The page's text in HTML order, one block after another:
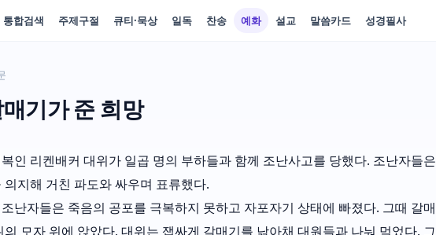
통합검색 주제구절 큐티·묵상 일독 찬송 예화 설교 말씀카드 성경필사
기가 준 희망
인 리켄배커 대위가 일곱 명의 부하들과 함께 조난사고를 당했다. 조난자들은
의지해 거친 파도와 싸우며 표류했다.
난자들은 죽음의 공포를 극복하지 못하고 자포자기 상태에 빠졌다. 그때 갈매
의 모자 위에 앉았다. 대위는 잽싸게 갈매기를 낚아채 대원들과 나눠 먹었다. 그